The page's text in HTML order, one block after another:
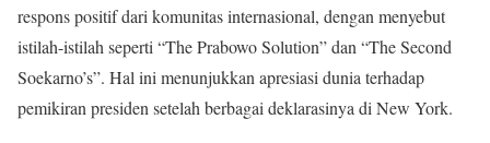
respons positif dari komunitas internasional, dengan menyebut
istilah-istilah seperti “The Prabowo Solution” dan “The Second
Soekarno’s”. Hal ini menunjukkan apresiasi dunia terhadap
pemikiran presiden setelah berbagai deklarasinya di New York.